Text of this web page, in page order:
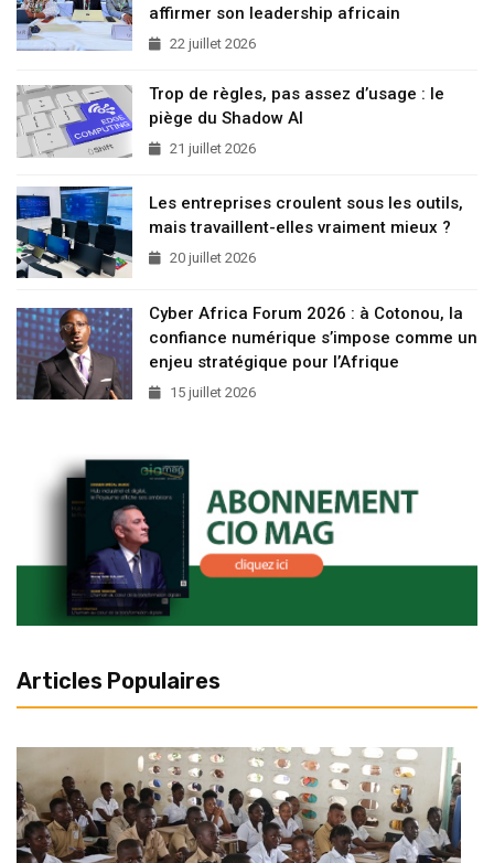
affirmer son leadership africain
22 juillet 2026
Trop de règles, pas assez d’usage : le
piège du Shadow AI
21 juillet 2026
Les entreprises croulent sous les outils,
mais travaillent-elles vraiment mieux ?
20 juillet 2026
Cyber Africa Forum 2026 : à Cotonou, la
confiance numérique s’impose comme un
enjeu stratégique pour l’Afrique
15 juillet 2026
Articles Populaires